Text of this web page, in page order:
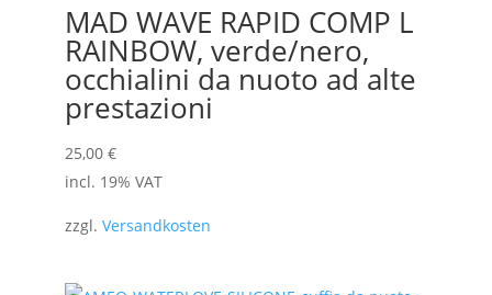
MAD WAVE RAPID COMP L
RAINBOW, verde/nero,
occhialini da nuoto ad alte
prestazioni
25,00 €
incl. 19% VAT
zzgl. Versandkosten